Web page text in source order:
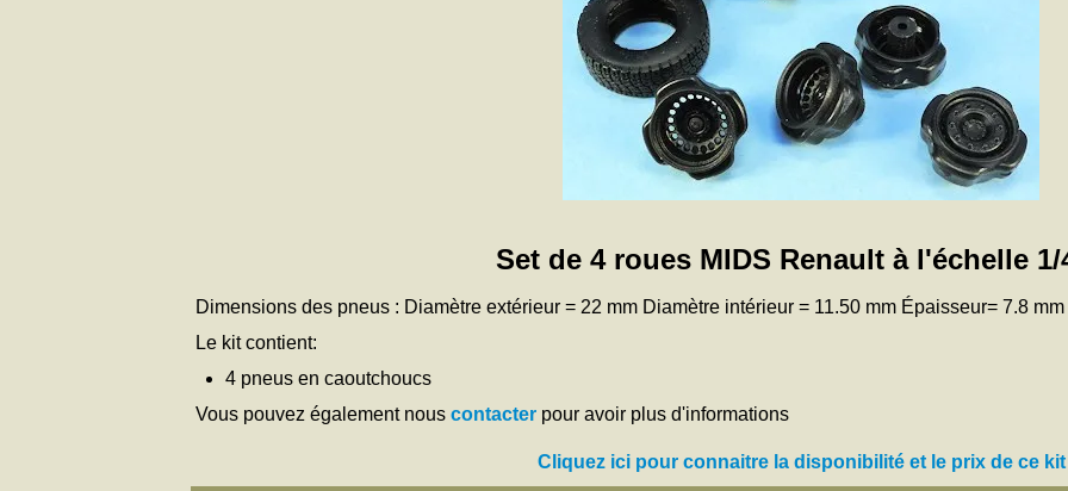
Set de 4 roues MIDS Renault à l'échelle 1/
Dimensions des pneus : Diamètre extérieur = 22 mm Diamètre intérieur = 11.50 mm Épaisseur= 7.8 mm
Le kit contient:
4 pneus en caoutchoucs
Vous pouvez également nous contacter pour avoir plus d'informations
Cliquez ici pour connaitre la disponibilité et le prix de ce kit